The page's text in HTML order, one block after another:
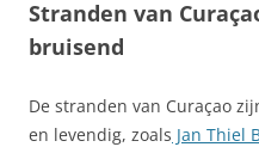
Stranden van
bruisend
De stranden van Curaçao
en levendig, zoals Jan Thiel